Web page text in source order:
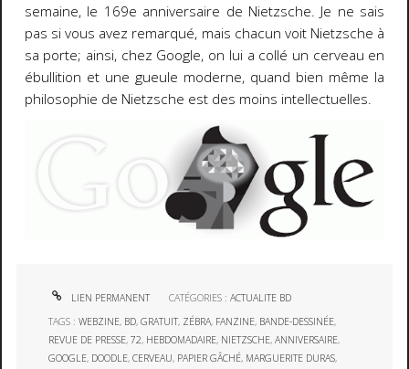
semaine, le 169e anniversaire de Nietzsche. Je ne sais
pas si vous avez remarqué, mais chacun voit Nietzsche à
sa porte; ainsi, chez Google, on lui a collé un cerveau en
ébullition et une gueule moderne, quand bien même la
philosophie de Nietzsche est des moins intellectuelles.
LIEN PERMANENT CATÉGORIES :ACTUALITE BD
TAGS :WEBZINE, BD,GRATUIT, ZÉBRA, FANZINE, BANDE-DESSINÉE,
REVUE DE PRESSE,72, HEBDOMADAIRE, NIETZSCHE,ANNIVERSAIRE,
GOOGLE, DOODLE,CERVEAU, PAPIER GÂCHÉ, MARGUERITE DURAS,